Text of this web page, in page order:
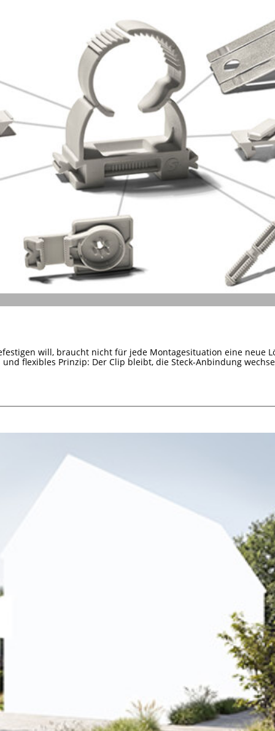
will, braucht nicht für jede Montagesituation eine neue
flexibles Prinzip: Der Clip bleibt, die Steck-Anbindung